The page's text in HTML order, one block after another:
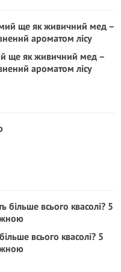
ще як живичний мед –
ароматом лісу
всього квасолі? 5